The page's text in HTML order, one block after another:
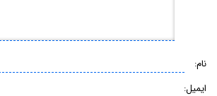
نام:
ایمیل: